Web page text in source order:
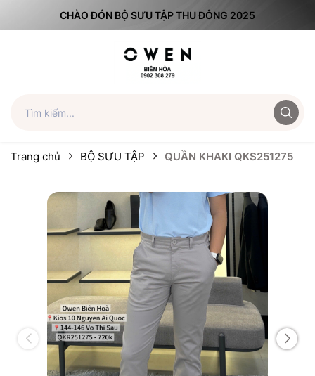
CHÀO ĐÓN BỘ SƯU TẬP THU ĐÔNG 2025
Trang chủ BỘ SƯU TẬP QUẦN KHAKI QKS251275